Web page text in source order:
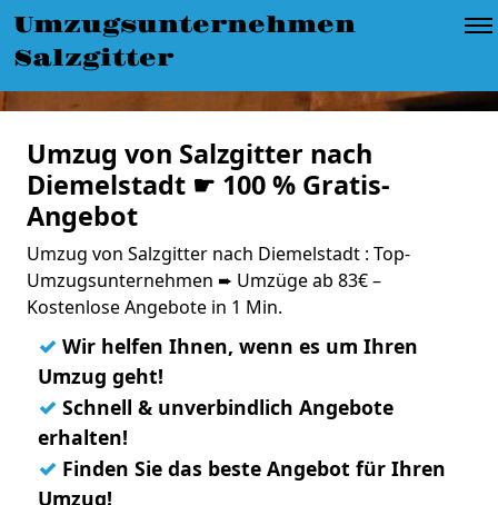
Umzugsunternehmen
Salzgitter
Umzug von Salzgitter nach
Diemelstadt ☛ 100 % Gratis-
Angebot
Umzug von Salzgitter nach Diemelstadt : Top-
Umzugsunternehmen ➨ Umzüge ab 83€ –
Kostenlose Angebote in 1 Min.
✓ Wir helfen Ihnen, wenn es um Ihren
Umzug geht!
✓ Schnell & unverbindlich Angebote
erhalten!
✓ Finden Sie das beste Angebot für Ihren
Umzug!